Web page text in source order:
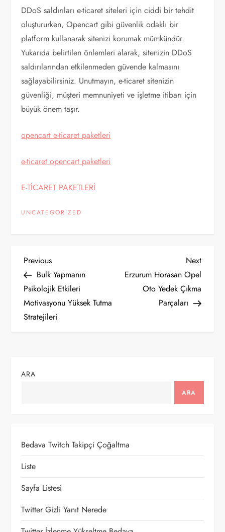
DDoS saldırıları e-ticaret siteleri için ciddi bir tehdit
oluştururken, Opencart gibi güvenlik odaklı bir
platform kullanarak sitenizi korumak mümkündür.
Yukarıda belirtilen önlemleri alarak, sitenizin DDoS
saldırılarından etkilenmeden güvende kalmasını
sağlayabilirsiniz. Unutmayın, e-ticaret sitenizin
güvenliği, müşteri memnuniyeti ve işletme itibarı için
büyük önem taşır.
opencart e-ticaret paketleri
e-ticaret opencart paketleri
E-TİCARET PAKETLERİ
UNCATEGORIZED
Y
a
z
e
n
m
e
s
Previous
Post
Previous
Bulk Yapmanın
Psikolojik Etkileri
Motivasyonu Yüksek Tutma
Stratejileri
Next
Post
Next
Erzurum Horasan Opel
Oto Yedek Çıkma
Parçaları
ARA
ARA
Bedava Twitch Takipçi Çoğaltma
Liste
Sayfa Listesi
Twitter Gizli Yanıt Nerede